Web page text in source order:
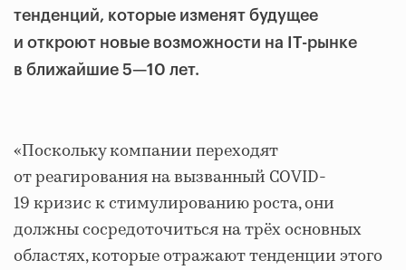
тенденций, которые изменят будущее
и откроют новые возможности на IT-рынке
в ближайшие 5—10 лет.
«Поскольку компании переходят
от реагирования на вызванный COVID-
19 кризис к стимулированию роста, они
должны сосредоточиться на трёх основных
областях, которые отражают тенденции этого